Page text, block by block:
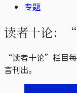
专题
读者十论：
“读者十论”栏目
言刊出。